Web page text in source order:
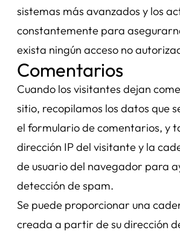
sistemas más avanzados y los
constantemente para
exista ningún acceso no
Comentarios
Cuando los visitantes dejan
sitio, recopilamos los datos que
el formulario de comentarios, y
dirección IP del visitante y la
de usuario del navegador para
detección de spam.
Se puede proporcionar una
creada a partir de su dirección